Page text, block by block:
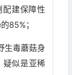
建保障性
85%；
生毒蘑菇身
疑似是亚稀